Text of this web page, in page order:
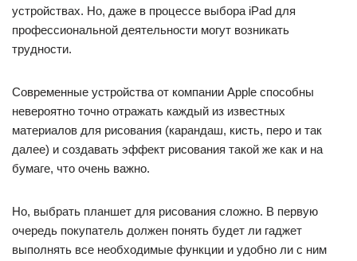
устройствах. Но, даже в процессе выбора iPad для
профессиональной деятельности могут возникать
трудности.
Современные устройства от компании Apple способны
невероятно точно отражать каждый из известных
материалов для рисования (карандаш, кисть, перо и так
далее) и создавать эффект рисования такой же как и на
бумаге, что очень важно.
Но, выбрать планшет для рисования сложно. В первую
очередь покупатель должен понять будет ли гаджет
выполнять все необходимые функции и удобно ли с ним